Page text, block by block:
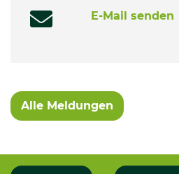
E-Mail senden
Alle Meldungen